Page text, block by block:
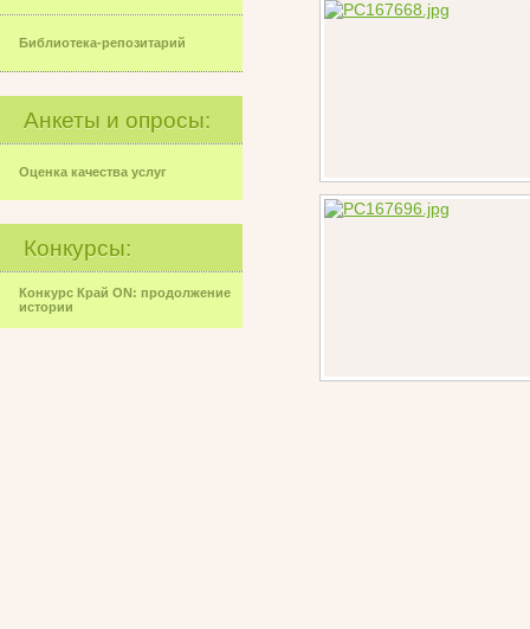
Библиотека-репозитарий
Анкеты и опросы:
Оценка качества услуг
Конкурсы:
Конкурс Край ON: продолжение
истории